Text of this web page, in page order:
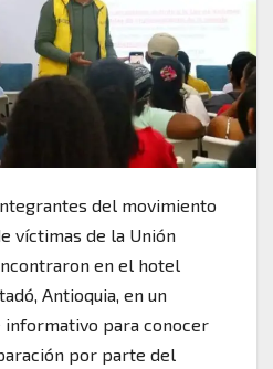
del movimiento
víctimas de la Unión
en el hotel
Antioquia, en un
informativo para conocer
por parte del